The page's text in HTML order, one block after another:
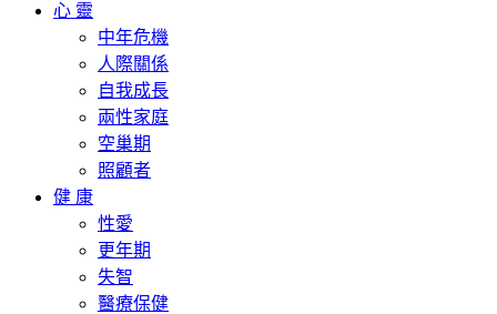
心 靈
中年危機
人際關係
自我成長
兩性家庭
空巢期
照顧者
健 康
性愛
更年期
失智
醫療保健